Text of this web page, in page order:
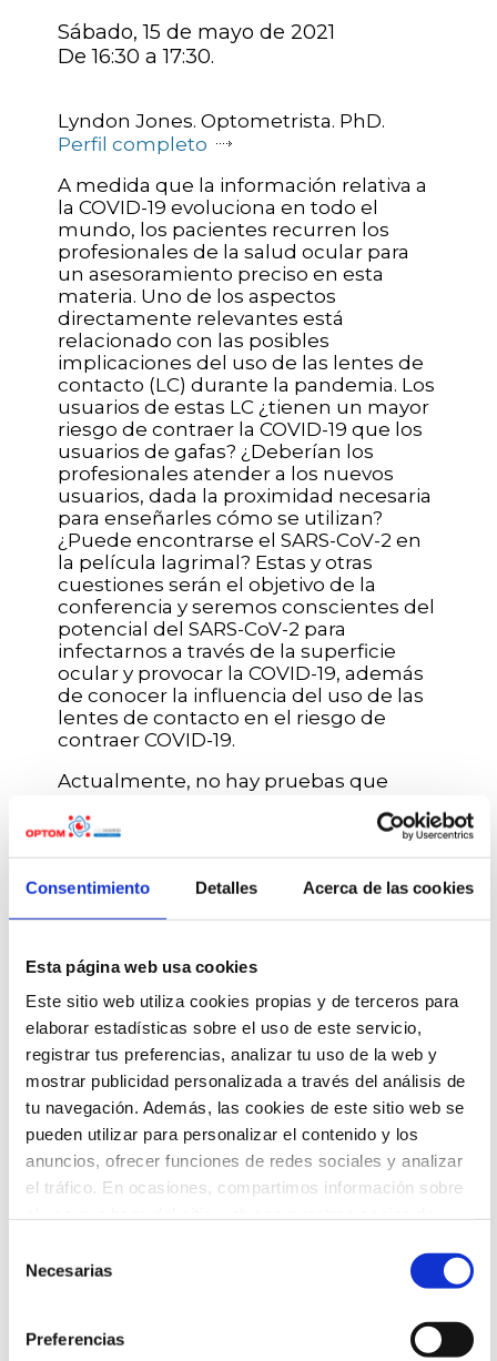
Consentimiento Detalles Acerca de las cookies
Esta página web usa cookies
Este sitio web utiliza cookies propias y de terceros para
elaborar estadísticas sobre el uso de este servicio,
registrar tus preferencias, analizar tu uso de la web y
mostrar publicidad personalizada a través del análisis de
tu navegación. Además, las cookies de este sitio web se
pueden utilizar para personalizar el contenido y los
anuncios, ofrecer funciones de redes sociales y analizar
el tráfico. En ocasiones, compartimos información sobre
ubicados en países fuera del EEE, quienes pueden
proporcionado o que hayan recopilado a partir del uso
que hayas hecho de sus servicios.
Necesarias
Preferencias
Sábado, 15 de mayo de 2021
De 16:30 a 17:30.
Lyndon Jones. Optometrista. PhD.
Perfil completo
A medida que la información relativa a
la COVID-19 evoluciona en todo el
mundo, los pacientes recurren los
profesionales de la salud ocular para
un asesoramiento preciso en esta
materia. Uno de los aspectos
directamente relevantes está
relacionado con las posibles
implicaciones del uso de las lentes de
contacto (LC) durante la pandemia. Los
usuarios de estas LC ¿tienen un mayor
riesgo de contraer la COVID-19 que los
usuarios de gafas? ¿Deberían los
profesionales atender a los nuevos
usuarios, dada la proximidad necesaria
para enseñarles cómo se utilizan?
¿Puede encontrarse el SARS-CoV-2 en
la película lagrimal? Estas y otras
cuestiones serán el objetivo de la
conferencia y seremos conscientes del
potencial del SARS-CoV-2 para
infectarnos a través de la superficie
ocular y provocar la COVID-19, además
de conocer la influencia del uso de las
lentes de contacto en el riesgo de
contraer COVID-19.
Actualmente, no hay pruebas que
contraer la COVID-19 a través del uso de
LC en comparación con el uso de gafas;
que la utilización de gafas de
prescripción estándar ofrece
transmisiones de virus es muy escasa,
pero existe la posibilidad de que,
durante la pandemia, se produzcan
cambios importantes en lo que
respecta al acceso a la atención ocular
local. Esta revisión basada en pruebas
ofrecerá una perspectiva sobre este
tema tan rápidamente cambiante a
través de los mejores datos disponibles
en el momento de su presentación.